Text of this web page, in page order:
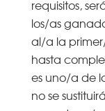
requisitos,
los/as
al/a la
hasta
es uno/a de
no se